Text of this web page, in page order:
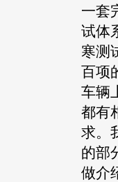
一套
试体
寒测
百项
车辆
都有
求。
的部
做介